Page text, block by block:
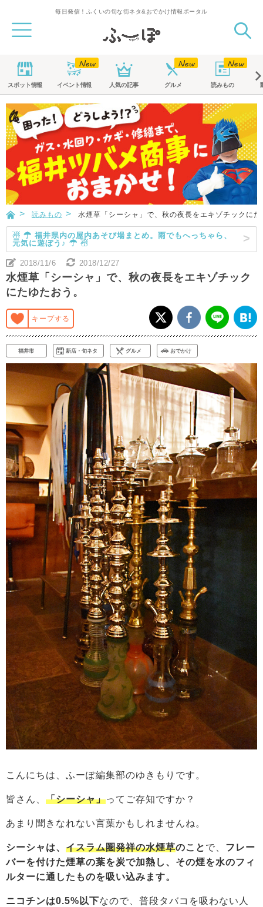
毎日発信！ふくいの旬な街ネタ&おでかけ情報ポータル
スポット情報 イベント情報 人気の記事 グルメ 読みもの
読みもの 水煙草「シーシャ」で、秋の夜長をエキゾチックに
☃ ☂ 福井県内の屋内あそび場まとめ。雨でもへっちゃら、
元気に遊ぼう♪ ☂ ☃
2018/11/6 2018/12/27
水煙草「シーシャ」で、秋の夜長をエキゾチック
にたゆたおう。
キープする
福井市 新店・旬ネタ グルメ おでかけ
こんにちは、ふーぽ編集部のゆきもりです。
皆さん、 「シーシャ」ってご存知ですか？
あまり聞きなれない言葉かもしれませんね。
シーシャは、 イスラム圏発祥の水煙草のこと で、 フレー
バーを付けた煙草の葉を炭で加熱し、 その煙を水のフィ
ルターに通したものを吸い込みます。
ニコチンは0.5%以下なので、普段タバコを吸わない人